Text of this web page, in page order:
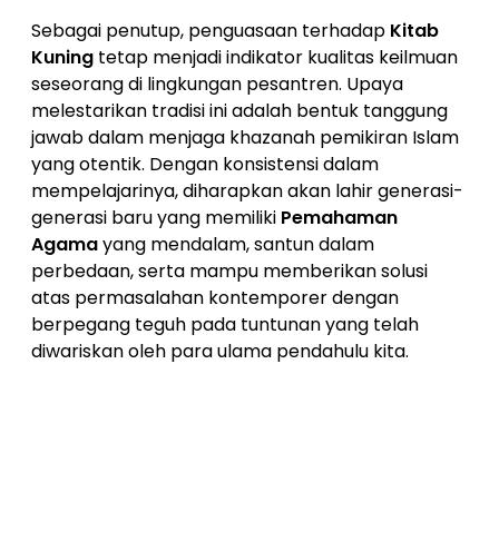
Sebagai penutup, penguasaan terhadap Kitab
Kuning tetap menjadi indikator kualitas keilmuan
seseorang di lingkungan pesantren. Upaya
melestarikan tradisi ini adalah bentuk tanggung
jawab dalam menjaga khazanah pemikiran Islam
yang otentik. Dengan konsistensi dalam
mempelajarinya, diharapkan akan lahir generasi-
generasi baru yang memiliki Pemahaman
Agamayang mendalam, santun dalam
perbedaan, serta mampu memberikan solusi
atas permasalahan kontemporer dengan
berpegang teguh pada tuntunan yang telah
diwariskan oleh para ulama pendahulu kita.